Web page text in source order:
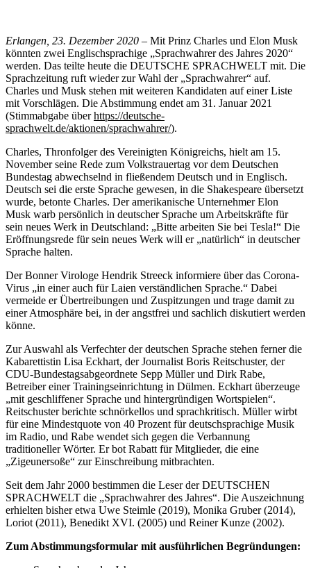
Erlangen, 23. Dezember 2020 – Mit Prinz Charles und Elon Musk
könnten zwei Englischsprachige „Sprachwahrer des Jahres 2020“
werden. Das teilte heute die DEUTSCHE SPRACHWELT mit. Die
Sprachzeitung ruft wieder zur Wahl der „Sprachwahrer“ auf.
Charles und Musk stehen mit weiteren Kandidaten auf einer Liste
mit Vorschlägen. Die Abstimmung endet am 31. Januar 2021
(Stimmabgabe überhttps://deutsche-
sprachwelt.de/aktionen/sprachwahrer/).
Charles, Thronfolger des Vereinigten Königreichs, hielt am 15.
November seine Rede zum Volkstrauertag vor dem Deutschen
Bundestag abwechselnd in fließendem Deutsch und in Englisch.
Deutsch sei die erste Sprache gewesen, in die Shakespeare übersetzt
wurde, betonte Charles. Der amerikanische Unternehmer Elon
Musk warb persönlich in deutscher Sprache um Arbeitskräfte für
sein neues Werk in Deutschland: „Bitte arbeiten Sie bei Tesla!“ Die
Eröffnungsrede für sein neues Werk will er „natürlich“ in deutscher
Sprache halten.
Der Bonner Virologe Hendrik Streeck informiere über das Corona-
Virus „in einer auch für Laien verständlichen Sprache.“ Dabei
vermeide er Übertreibungen und Zuspitzungen und trage damit zu
einer Atmosphäre bei, in der angstfrei und sachlich diskutiert werden
könne.
Zur Auswahl als Verfechter der deutschen Sprache stehen ferner die
Kabarettistin Lisa Eckhart, der Journalist Boris Reitschuster, der
CDU-Bundestagsabgeordnete Sepp Müller und Dirk Rabe,
Betreiber einer Trainingseinrichtung in Dülmen. Eckhart überzeuge
„mit geschliffener Sprache und hintergründigen Wortspielen“.
Reitschuster berichte schnörkellos und sprachkritisch. Müller wirbt
für eine Mindestquote von 40 Prozent für deutschsprachige Musik
im Radio, und Rabe wendet sich gegen die Verbannung
traditioneller Wörter. Er bot Rabatt für Mitglieder, die eine
„Zigeunersoße“ zur Einschreibung mitbrachten.
Seit dem Jahr 2000 bestimmen die Leser der DEUTSCHEN
SPRACHWELT die „Sprachwahrer des Jahres“. Die Auszeichnung
erhielten bisher etwa Uwe Steimle (2019), Monika Gruber (2014),
Loriot (2011), Benedikt XVI. (2005) und Reiner Kunze (2002).
Zum Abstimmungsformular mit ausführlichen Begründungen: